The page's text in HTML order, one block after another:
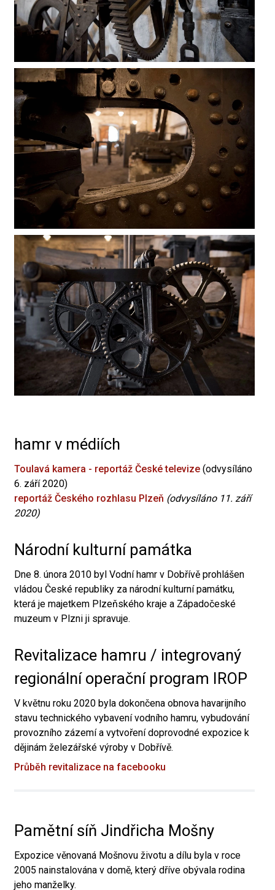
hamr v médiích
Toulavá kamera - reportáž České televize (odvysíláno
6. září 2020)
reportáž Českého rozhlasu Plzeň (odvysíláno 11. září
2020)
Národní kulturní památka
Dne 8. února 2010 byl Vodní hamr v Dobřívě prohlášen
vládou České republiky za národní kulturní památku,
která je majetkem Plzeňského kraje a Západočeské
muzeum v Plzni ji spravuje.
Revitalizace hamru / integrovaný
regionální operační program IROP
V květnu roku 2020 byla dokončena obnova havarijního
stavu technického vybavení vodního hamru, vybudování
provozního zázemí a vytvoření doprovodné expozice k
dějinám železářské výroby v Dobřívě.
Průběh revitalizace na facebooku
Pamětní síň Jindřicha Mošny
Expozice věnovaná Mošnovu životu a dílu byla v roce
2005 nainstalována v domě, který dříve obývala rodina
jeho manželky.